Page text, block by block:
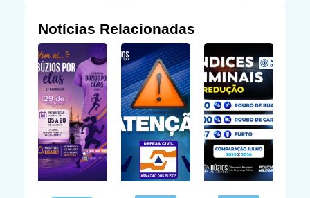
Notícias Relacionadas